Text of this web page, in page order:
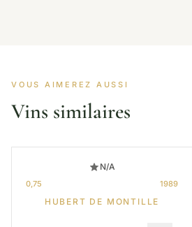
VOUS AIMEREZ AUSSI
Vins similaires
N/A
0,75 1989
HUBERT DE MONTILLE